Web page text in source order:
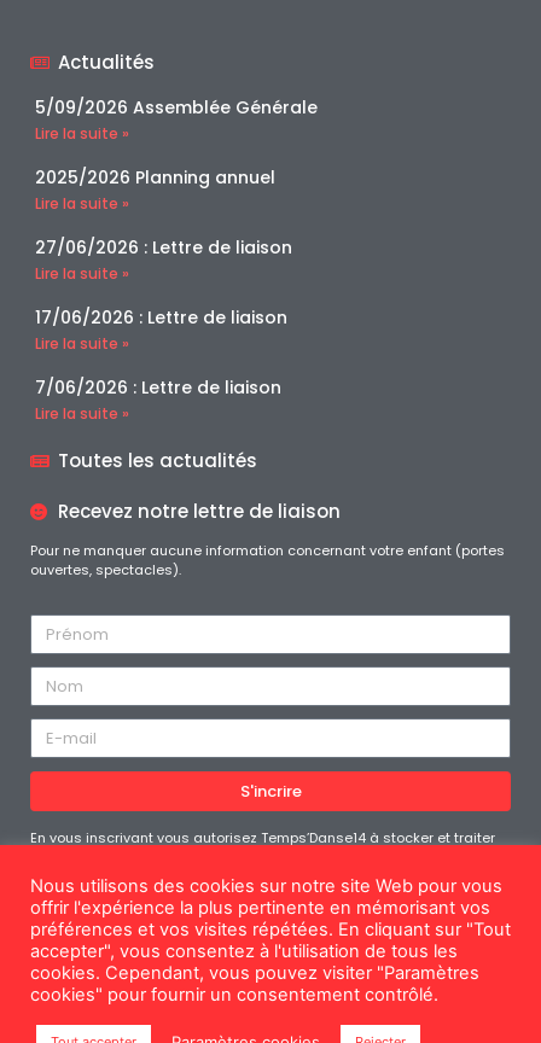
Actualités
5/09/2026 Assemblée Générale
Lire la suite »
2025/2026 Planning annuel
Lire la suite »
27/06/2026 : Lettre de liaison
Lire la suite »
17/06/2026 : Lettre de liaison
Lire la suite »
7/06/2026 : Lettre de liaison
Lire la suite »
Toutes les actualités
Recevez notre lettre de liaison
Pour ne manquer aucune information concernant votre enfant (portes
ouvertes, spectacles).
S'incrire
En vous inscrivant vous autorisez Temps’Danse14 à stocker et traiter
demandé. Vous pouvez vous désabonner à tout moment
Mentions légales
Nous utilisons des cookies sur notre site Web pour vous
offrir l'expérience la plus pertinente en mémorisant vos
préférences et vos visites répétées. En cliquant sur "Tout
accepter", vous consentez à l'utilisation de tous les
cookies. Cependant, vous pouvez visiter "Paramètres
cookies" pour fournir un consentement contrôlé.